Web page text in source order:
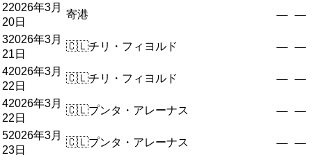
22026年3月
20日
寄港 — —
32026年3月
21日
🇨🇱チリ・フィヨルド — —
42026年3月
22日
🇨🇱チリ・フィヨルド — —
42026年3月
22日
🇨🇱プンタ・アレーナス — —
52026年3月
23日
🇨🇱プンタ・アレーナス — —